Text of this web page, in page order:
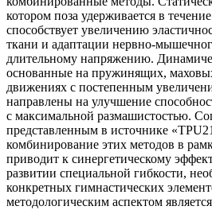
котором поза удерживается в
способствует увеличению
ткани и адаптации нервно-
длительному напряжению.
основанные на пружинящих,
движениях с постепенным
направлены на улучшение
с максимальной размашистостью.
представленным в источнике
комбинирование этих методов в
приводит к синергетическому
развитии специальной гибкости,
конкретных гимнастических
методологическим аспектом